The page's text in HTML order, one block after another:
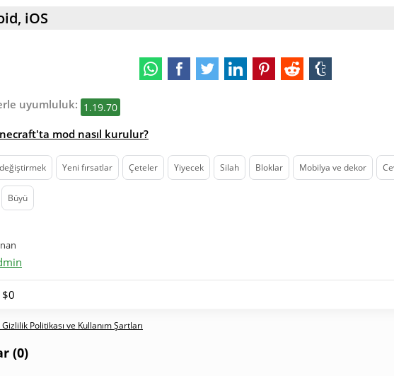
iOS
uyumluluk: 1.19.70
mod nasıl kurulur?
Yeni fırsatlar Çeteler Yiyecek Silah Bloklar Mobilya ve dekor
Büyü
$0
Politikası ve Kullanım Şartları
(0)